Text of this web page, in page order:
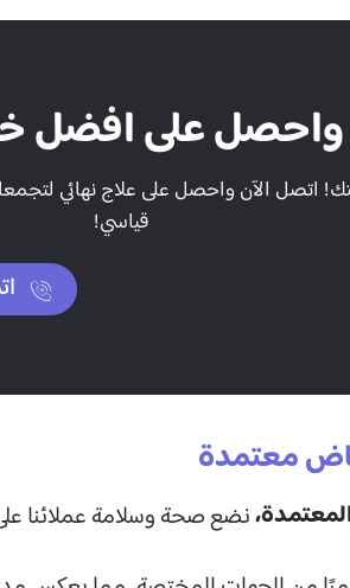
واحصل على افضل
اتصل الآن واحصل على علاج نهائي
قياسي!
معتمدة
نضع صحة وسلامة عملائنا